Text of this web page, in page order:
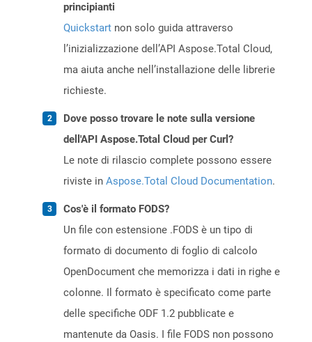
principianti
Quickstart non solo guida attraverso
l’inizializzazione dell’API Aspose.Total Cloud,
ma aiuta anche nell’installazione delle librerie
richieste.
Dove posso trovare le note sulla versione
dell'API Aspose.Total Cloud per Curl?
Le note di rilascio complete possono essere
riviste in Aspose.Total Cloud Documentation.
Cos'è il formato FODS?
Un file con estensione .FODS è un tipo di
formato di documento di foglio di calcolo
OpenDocument che memorizza i dati in righe e
colonne. Il formato è specificato come parte
delle specifiche ODF 1.2 pubblicate e
mantenute da Oasis. I file FODS non possono